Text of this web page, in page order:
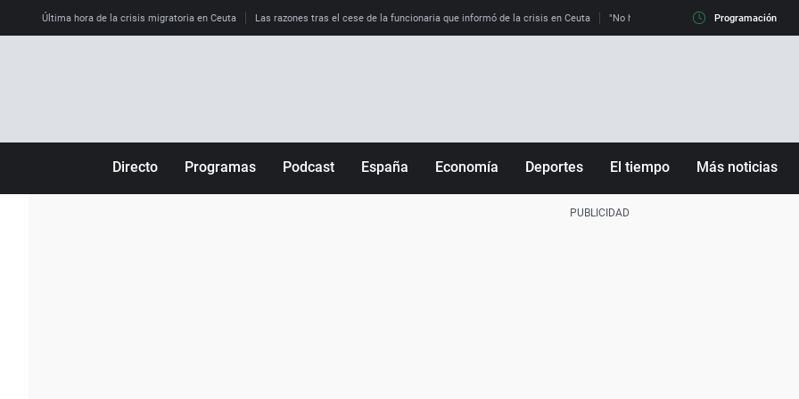
Última hora de la crisis migratoria en Ceuta Las razones tras el cese de la funcionaria que informó de la crisis en Ceuta "No hay mafias, que no nos engañen":
Programación
Directo Programas Podcast España Economía Deportes El tiempo Más noticias